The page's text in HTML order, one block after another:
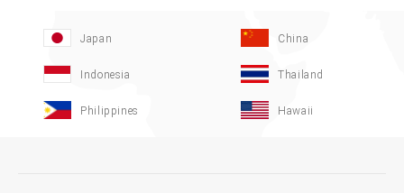
Japan China
Indonesia Thailand
Philippines Hawaii